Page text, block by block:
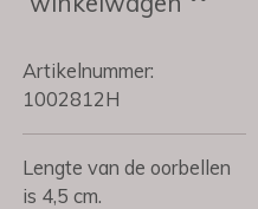
Artikelnummer:
1002812H
Lengte van de oorbellen
is 4,5 cm.